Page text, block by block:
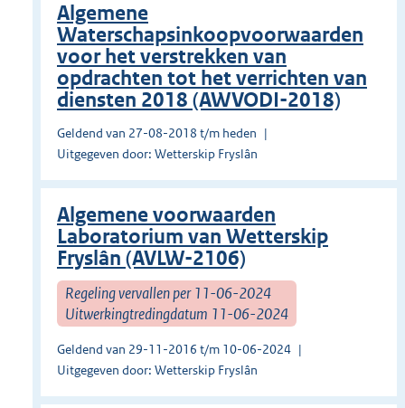
Algemene
Waterschapsinkoopvoorwaarden
voor het verstrekken van
opdrachten tot het verrichten van
diensten 2018 (AWVODI-2018)
Geldend van 27-08-2018 t/m heden
Uitgegeven door: Wetterskip Fryslân
Algemene voorwaarden
Laboratorium van Wetterskip
Fryslân (AVLW-2106)
Regeling vervallen per 11-06-2024
Uitwerkingtredingdatum 11-06-2024
Geldend van 29-11-2016 t/m 10-06-2024
Uitgegeven door: Wetterskip Fryslân